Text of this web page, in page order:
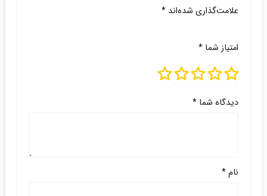
علامت‌گذاری شده‌اند *
امتیاز شما *
دیدگاه شما *
نام*